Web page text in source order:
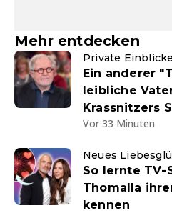
Mehr entdecken
Private Einblicke
Ein anderer
leibliche
Krassnitzers
Vor 33 Minuten
Neues
So lernte TV-
Thomalla
kennen